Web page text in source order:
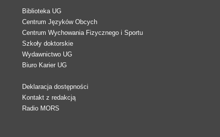
Biblioteka UG
Centrum Języków Obcych
Centrum Wychowania Fizycznego i Sportu
Szkoły doktorskie
Wydawnictwo UG
Biuro Karier UG
Deklaracja dostępności
Kontakt z redakcją
Radio MORS